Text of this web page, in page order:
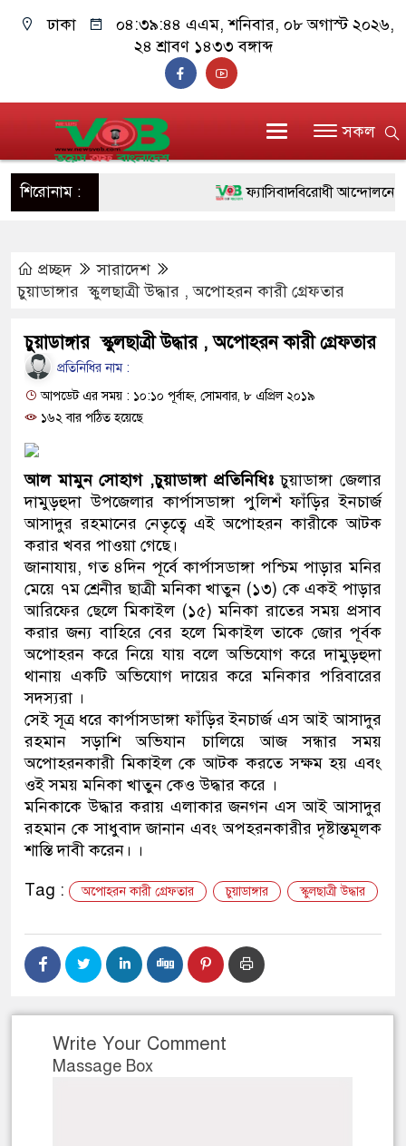
ঢাকা ০৪:৩৯:৪৫ এএম, শনিবার, ০৮ অগাস্ট ২০২৬,
২৪ শ্রাবণ ১৪৩৩ বঙ্গাব্দ
সকল
শিরোনাম : ফ্যাসিবাদবিরোধী আন্দোলনে
উদ্ধার
মাদক কারবারি গ্রেফতার
২৮ লাখ টাকার জাল নোটসহ
থানা পুলিশ
যেকোনো সময় বেনজীরের
নেতৃত্ব ও গণতন্ত্রের মূর্তমান
‘আজহার খান’
অবৈধ বিদেশি পিস্তল,
জড়িত কিশোর গ্যাংয়ের চার শিশু আটক
ডাকাতির প্রস্তুতিকালে
থানা পুলিশ
প্রচ্ছদ
সারাদেশ
চুয়াডাঙ্গার স্কুলছাত্রী উদ্ধার , অপোহরন কারী গ্রেফতার
চুয়াডাঙ্গার স্কুলছাত্রী উদ্ধার , অপোহরন কারী গ্রেফতার
প্রতিনিধির নাম :
আপডেট এর সময় : ১০:১০ পূর্বাহ্ন, সোমবার, ৮ এপ্রিল ২০১৯
১৬২ বার পঠিত হয়েছে
আল মামুন সোহাগ ,চুয়াডাঙ্গা প্রতিনিধিঃচুয়াডাঙ্গা জেলার
দামুড়হুদা উপজেলার কার্পাসডাঙ্গা পুলিশঁ ফাঁড়ির ইনচার্জ
আসাদুর রহমানের নেতৃত্বে এই অপোহরন কারীকে আটক
করার খবর পাওয়া গেছে।
জানাযায়, গত ৪দিন পূর্বে কার্পাসডাঙ্গা পশ্চিম পাড়ার মনির
মেয়ে ৭ম শ্রেনীর ছাত্রী মনিকা খাতুন (১৩) কে একই পাড়ার
আরিফের ছেলে মিকাইল (১৫) মনিকা রাতের সময় প্রসাব
করার জন্য বাহিরে বের হলে মিকাইল তাকে জোর পূর্বক
অপোহরন করে নিয়ে যায় বলে অভিযোগ করে দামুড়হুদা
থানায় একটি অভিযোগ দায়ের করে মনিকার পরিবারের
সদস্যরা ।
সেই সূত্র ধরে কার্পাসডাঙ্গা ফাঁড়ির ইনচার্জ এস আই আসাদুর
রহমান সড়াশি অভিযান চালিয়ে আজ সন্ধার সময়
অপোহরনকারী মিকাইল কে আটক করতে সক্ষম হয় এবং
ওই সময় মনিকা খাতুন কেও উদ্ধার করে ।
মনিকাকে উদ্ধার করায় এলাকার জনগন এস আই আসাদুর
রহমান কে সাধুবাদ জানান এবং অপহরনকারীর দৃষ্টান্তমূলক
শাস্তি দাবী করেন। ।
Tag :
অপোহরন কারী গ্রেফতার চুয়াডাঙ্গার স্কুলছাত্রী উদ্ধার
Write Your Comment
Massage Box